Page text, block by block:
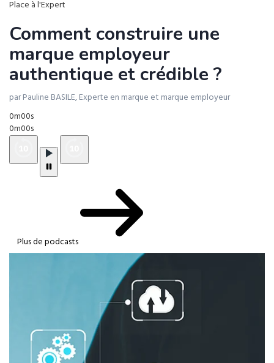
Place à l'Expert
Comment construire une
marque employeur
authentique et crédible ?
par Pauline BASILE, Experte en marque et marque employeur
0m00s
0m00s
Plus de podcasts